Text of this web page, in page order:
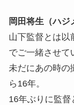
岡田将生（ハジ
山下監督とは以
でご一緒させて
未だにあの時の
ら16年。
16年ぶりに監督